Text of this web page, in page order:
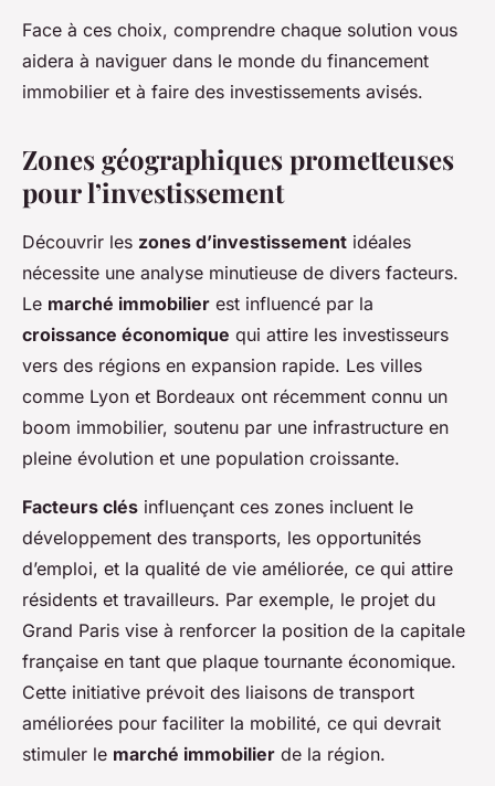
Face à ces choix, comprendre chaque solution vous
aidera à naviguer dans le monde du financement
immobilier et à faire des investissements avisés.
Zones géographiques prometteuses
pour l’investissement
Découvrir les zones d’investissement idéales
nécessite une analyse minutieuse de divers facteurs.
Le marché immobilier est influencé par la
croissance économique qui attire les investisseurs
vers des régions en expansion rapide. Les villes
comme Lyon et Bordeaux ont récemment connu un
boom immobilier, soutenu par une infrastructure en
pleine évolution et une population croissante.
Facteurs clés influençant ces zones incluent le
développement des transports, les opportunités
d’emploi, et la qualité de vie améliorée, ce qui attire
résidents et travailleurs. Par exemple, le projet du
Grand Paris vise à renforcer la position de la capitale
française en tant que plaque tournante économique.
Cette initiative prévoit des liaisons de transport
améliorées pour faciliter la mobilité, ce qui devrait
stimuler le marché immobilier de la région.